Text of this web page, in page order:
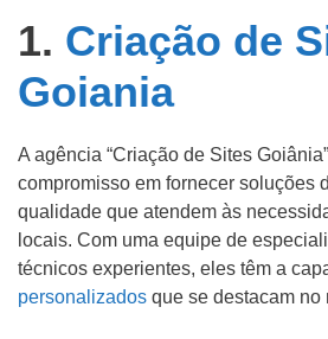
1. Criação de
Goiania
A agência “Criação de Sites
compromisso em fornecer soluções
qualidade que atendem às
locais. Com uma equipe de
técnicos experientes, eles têm a
personalizados que se destacam no